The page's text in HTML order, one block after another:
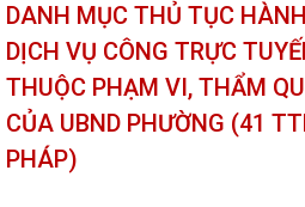
DANH MỤC THỦ TỤC
DỊCH VỤ CÔNG TRỰC
THUỘC PHẠM VI, THẨM
CỦA UBND PHƯỜNG (41
PHÁP)